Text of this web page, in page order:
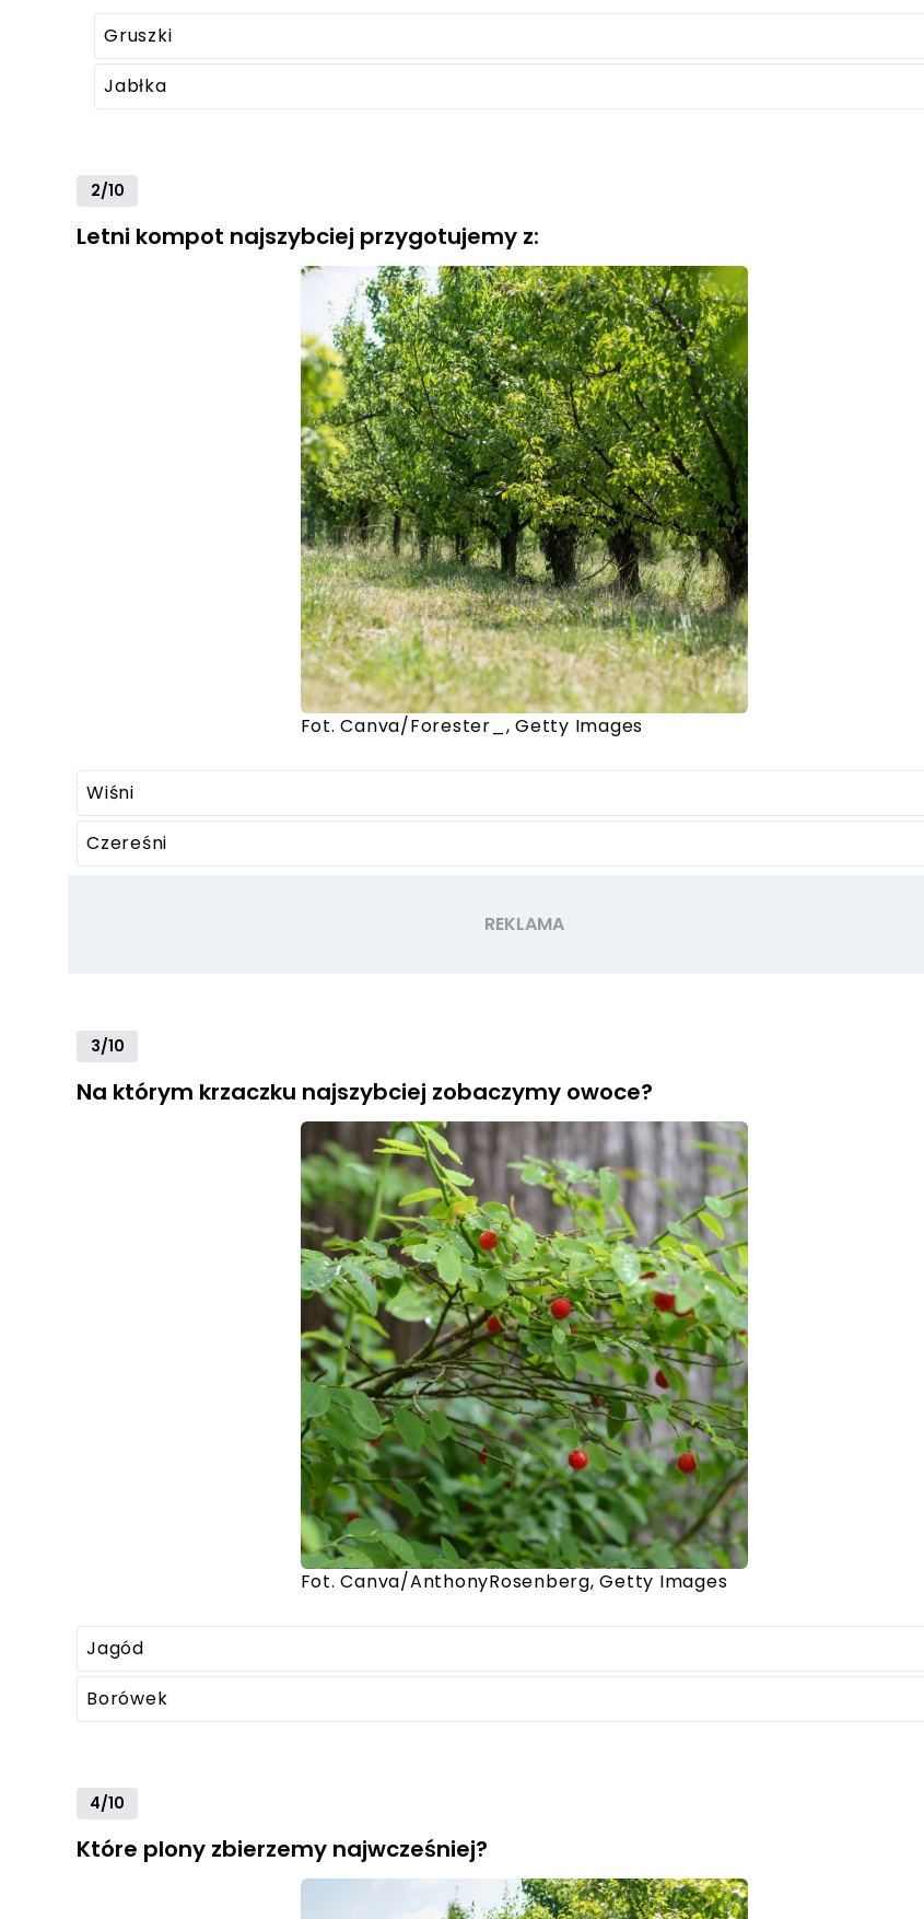
Gruszki
Jabłka
2/10
Letni kompot najszybciej przygotujemy z:
Fot. Canva/Forester_, Getty Images
Wiśni
Czereśni
3/10
Na którym krzaczku najszybciej zobaczymy owoce?
Fot. Canva/AnthonyRosenberg, Getty Images
Jagód
Borówek
4/10
Które plony zbierzemy najwcześniej?